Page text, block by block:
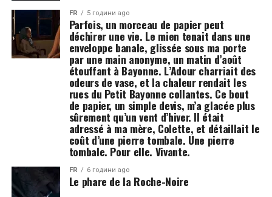
FR 5 години ago
Parfois, un morceau de papier peut
déchirer une vie. Le mien tenait dans une
enveloppe banale, glissée sous ma porte
par une main anonyme, un matin d’août
étouffant à Bayonne. L’Adour charriait des
odeurs de vase, et la chaleur rendait les
rues du Petit Bayonne collantes. Ce bout
de papier, un simple devis, m’a glacée plus
sûrement qu’un vent d’hiver. Il était
adressé à ma mère, Colette, et détaillait le
coût d’une pierre tombale. Une pierre
tombale. Pour elle. Vivante.
FR 6 години ago
Le phare de la Roche-Noire